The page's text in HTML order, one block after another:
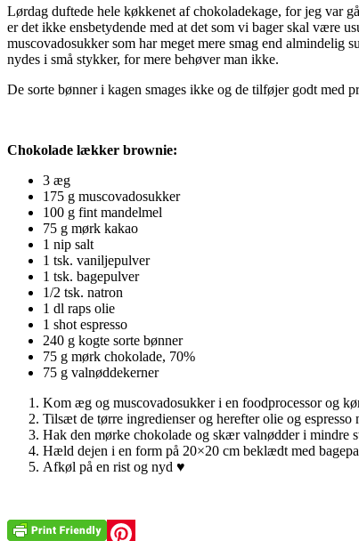
Lørdag duftede hele køkkenet af chokoladekage, for jeg var
er det ikke ensbetydende med at det som vi bager skal være
muscovadosukker som har meget mere smag end almindelig
nydes i små stykker, for mere behøver man ikke.
De sorte bønner i kagen smages ikke og de tilføjer godt
Chokolade lækker brownie:
3 æg
175 g muscovadosukker
100 g fint mandelmel
75 g mørk kakao
1 nip salt
1 tsk. vaniljepulver
1 tsk. bagepulver
1/2 tsk. natron
1 dl raps olie
1 shot espresso
240 g kogte sorte bønner
75 g mørk chokolade, 70%
75 g valnøddekerner
Kom æg og muscovadosukker i en foodprocessor og
Tilsæt de tørre ingredienser og herefter olie og espresso
Hak den mørke chokolade og skær valnødder i mindre
Hæld dejen i en form på 20×20 cm beklædt med
Afkøl på en rist og nyd ♥